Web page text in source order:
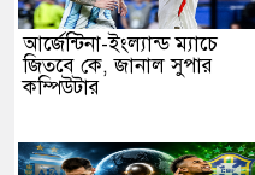
আর্জেন্টিনা-ইংল্যান্ড ম্যাচে
জিতবে কে, জানাল সুপার
কম্পিউটার